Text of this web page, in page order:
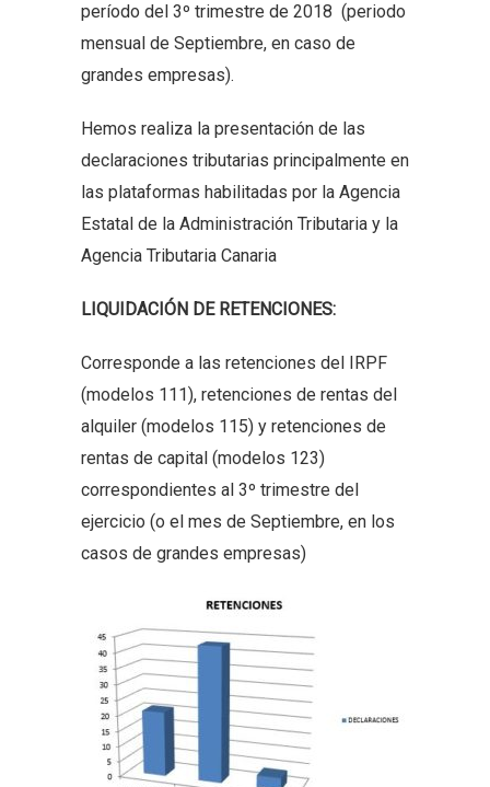
período del 3º trimestre de 2018 (periodo
mensual de Septiembre, en caso de
grandes empresas).
Hemos realiza la presentación de las
declaraciones tributarias principalmente en
las plataformas habilitadas por la Agencia
Estatal de la Administración Tributaria y la
Agencia Tributaria Canaria
LIQUIDACIÓN DE RETENCIONES:
Corresponde a las retenciones del IRPF
(modelos 111), retenciones de rentas del
alquiler (modelos 115) y retenciones de
rentas de capital (modelos 123)
correspondientes al 3º trimestre del
ejercicio (o el mes de Septiembre, en los
casos de grandes empresas)